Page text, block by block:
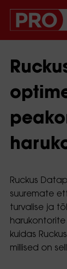
Ruckus
suuremate
turvalise ja
harukontorite
kuidas
millised on